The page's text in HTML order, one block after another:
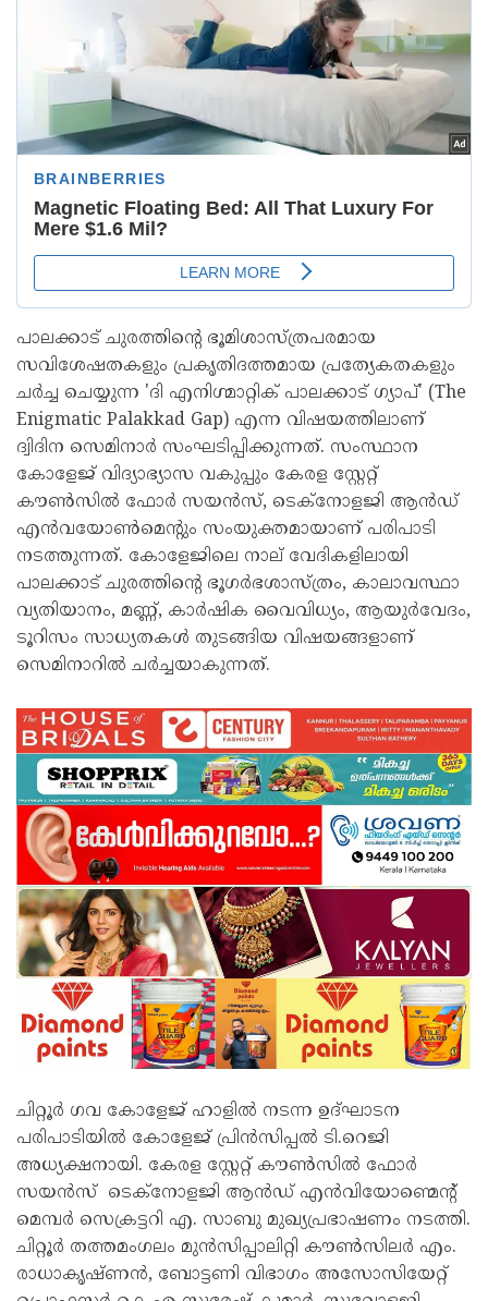
പാലക്കാട് ചുരത്തിന്റെ ഭൂമിശാസ്ത്രപരമായ
സവിശേഷതകളും പ്രകൃതിദത്തമായ പ്രത്യേകതകളും
ചർച്ച ചെയ്യുന്ന 'ദി എനിഗ്മാറ്റിക് പാലക്കാട് ഗ്യാപ്' (The
Enigmatic Palakkad Gap) എന്ന വിഷയത്തിലാണ്
ദ്വിദിന സെമിനാർ സംഘടിപ്പിക്കുന്നത്. സംസ്ഥാന
കോളേജ് വിദ്യാഭ്യാസ വകുപ്പും കേരള സ്റ്റേറ്റ്
കൗൺസിൽ ഫോർ സയൻസ്, ടെക്നോളജി ആൻഡ്
എൻവയോൺമെന്റും സംയുക്തമായാണ് പരിപാടി
നടത്തുന്നത്. കോളേജിലെ നാല് വേദികളിലായി
പാലക്കാട് ചുരത്തിന്റെ ഭൂഗർഭശാസ്ത്രം, കാലാവസ്ഥാ
വ്യതിയാനം, മണ്ണ്, കാർഷിക വൈവിധ്യം, ആയുർവേദം,
ടൂറിസം സാധ്യതകൾ തുടങ്ങിയ വിഷയങ്ങളാണ്
സെമിനാറിൽ ചർച്ചയാകുന്നത്.
ചിറ്റൂർ ഗവ കോളേജ് ഹാളിൽ നടന്ന ഉദ്ഘാടന
പരിപാടിയിൽ കോളേജ് പ്രിൻസിപ്പൽ ടി.റെജി
അധ്യക്ഷനായി. കേരള സ്റ്റേറ്റ് കൗൺസിൽ ഫോർ
സയൻസ് ടെക്നോളജി ആൻഡ് എൻവിയോണ്മെന്റ്
മെമ്പർ സെക്രട്ടറി എ. സാബു മുഖ്യപ്രഭാഷണം നടത്തി.
ചിറ്റൂർ തത്തമംഗലം മുൻസിപ്പാലിറ്റി കൗൺസിലർ എം.
രാധാകൃഷ്ണൻ, ബോട്ടണി വിഭാഗം അസോസിയേറ്റ്